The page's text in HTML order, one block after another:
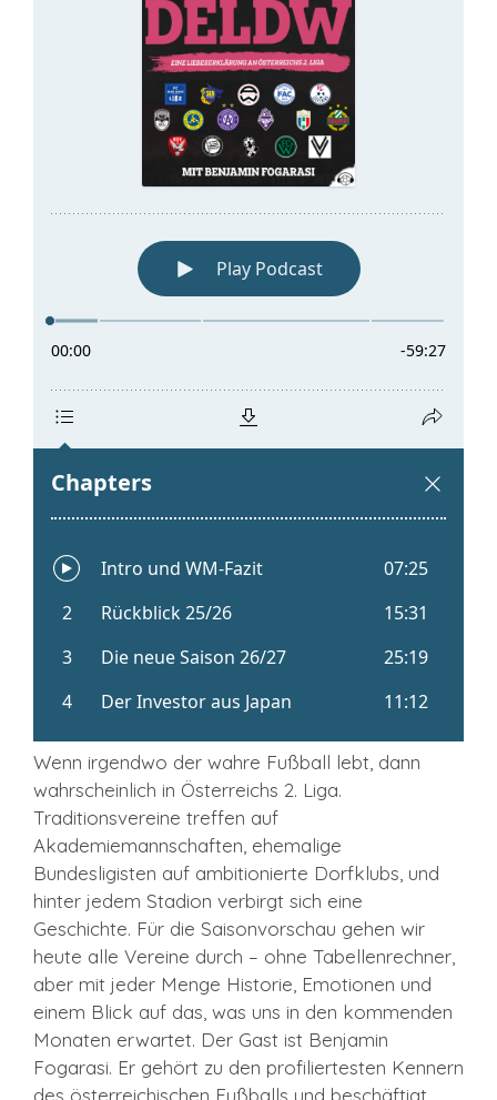
Wenn irgendwo der wahre Fußball lebt, dann
wahrscheinlich in Österreichs 2. Liga.
Traditionsvereine treffen auf
Akademiemannschaften, ehemalige
Bundesligisten auf ambitionierte Dorfklubs, und
hinter jedem Stadion verbirgt sich eine
Geschichte. Für die Saisonvorschau gehen wir
heute alle Vereine durch – ohne Tabellenrechner,
aber mit jeder Menge Historie, Emotionen und
einem Blick auf das, was uns in den kommenden
Monaten erwartet. Der Gast ist Benjamin
Fogarasi. Er gehört zu den profiliertesten Kennern
des österreichischen Fußballs und beschäftigt